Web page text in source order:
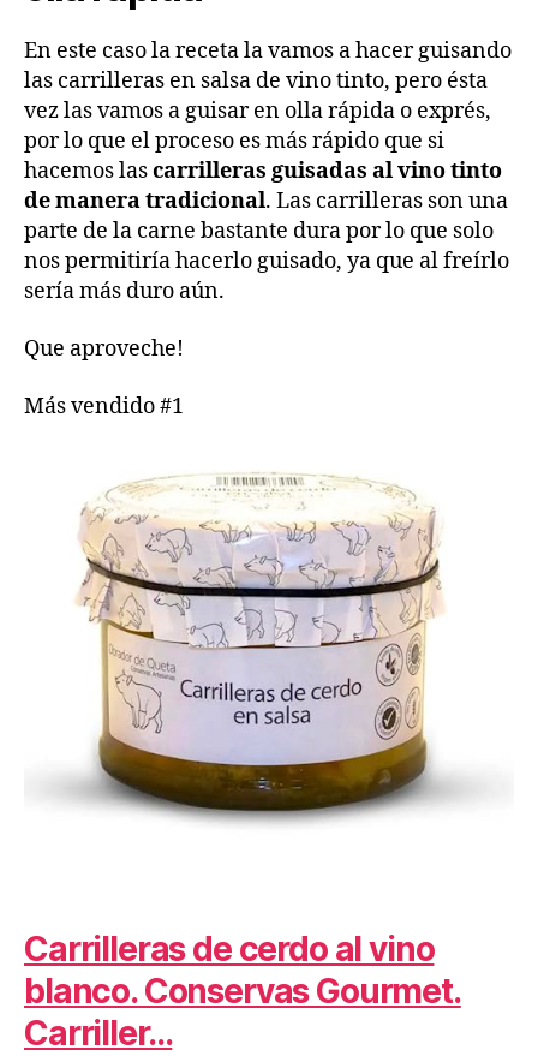
En este caso la receta la vamos a hacer guisando
las carrilleras en salsa de vino tinto, pero ésta
vez las vamos a guisar en olla rápida o exprés,
por lo que el proceso es más rápido que si
hacemos lascarrilleras guisadas al vino tinto
de manera tradicional. Las carrilleras son una
parte de la carne bastante dura por lo que solo
nos permitiría hacerlo guisado, ya que al freírlo
sería más duro aún.
Que aproveche!
Más vendido #1
Carrilleras de cerdo al vino
blanco. Conservas Gourmet.
Carriller…